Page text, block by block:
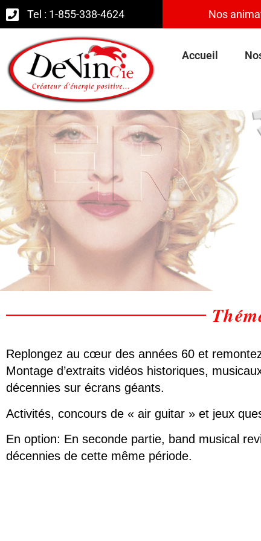
Tel : 1-855-338-4624 Nos
Accueil
Replongez au cœur des années 60 et
Montage d’extraits vidéos historiques,
décennies sur écrans géants.
Activités, concours de « air guitar » et jeux
En option: En seconde partie, band musical
décennies de cette même période.